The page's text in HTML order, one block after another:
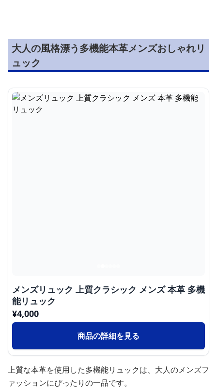
大人の風格漂う多機能本革メンズおしゃれリ
ュック
メンズリュック 上質クラシック メンズ 本革 多機
能リュック
¥4,000
商品の詳細を見る
上質な本革を使用した多機能リュックは、大人のメンズフ
ァッションにぴったりの一品です。